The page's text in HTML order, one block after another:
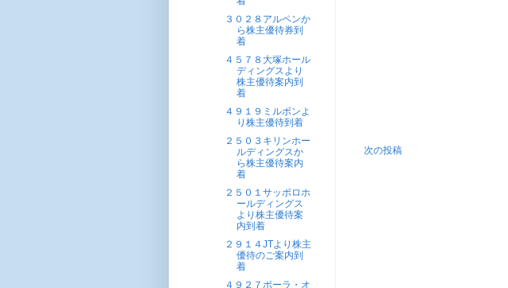
次の投稿
３０２８アルペンか
ら株主優待券到
着
４５７８大塚ホール
ディングスより
株主優待案内到
着
４９１９ミルボンよ
り株主優待到着
２５０３キリンホー
ルディングスか
ら株主優待案内
着
２５０１サッポロホ
ールディングス
より株主優待案
内到着
２９１４JTより株主
優待のご案内到
着
４９２７ポーラ・オ